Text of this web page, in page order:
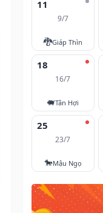
11
9/7
🐉Giáp Thìn
18
16/7
🐖Tân Hợi
25
23/7
🐎Mậu Ngọ